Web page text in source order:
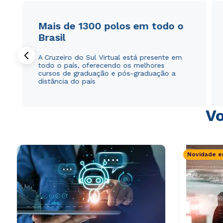
Mais de 1300 polos em todo o
Brasil
A Cruzeiro do Sul Virtual está presente em
todo o país, oferecendo os melhores
cursos de graduação e pós-graduação a
distância do país
Novidade